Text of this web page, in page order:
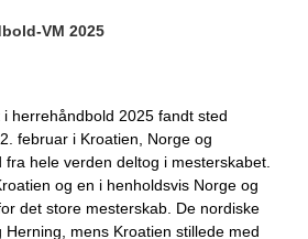
VM 2025
herrehåndbold 2025 fandt sted
februar i Kroatien, Norge og
hele verden deltog i mesterskabet.
og en i henholdsvis Norge og
det store mesterskab. De nordiske
mens Kroatien stillede med